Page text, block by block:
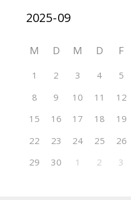
M D M D F
1 2 3 4 5
8
9 10 11 12
15
16 17 18 19
22
23 24 25 26
29
30 1 2 3